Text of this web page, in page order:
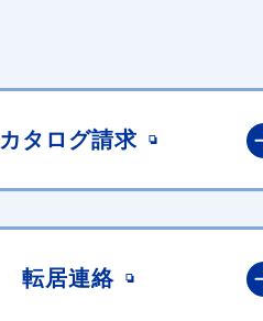
カタログ請求
転居連絡